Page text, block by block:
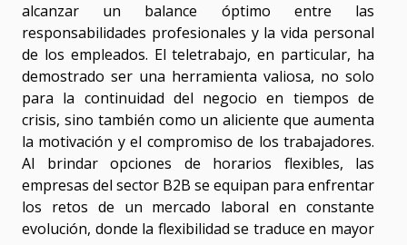
alcanzar un balance óptimo entre las
responsabilidades profesionales y la vida personal
de los empleados. El teletrabajo, en particular, ha
demostrado ser una herramienta valiosa, no solo
para la continuidad del negocio en tiempos de
crisis, sino también como un aliciente que aumenta
la motivación y el compromiso de los trabajadores.
Al brindar opciones de horarios flexibles, las
empresas del sector B2B se equipan para enfrentar
los retos de un mercado laboral en constante
evolución, donde la flexibilidad se traduce en mayor